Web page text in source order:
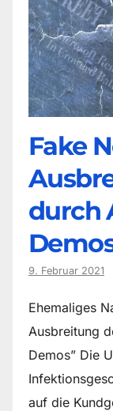
Fake
durch
9. Februar 2021
Ehemaliges
Ausbreitung
Demos” Die
auf die